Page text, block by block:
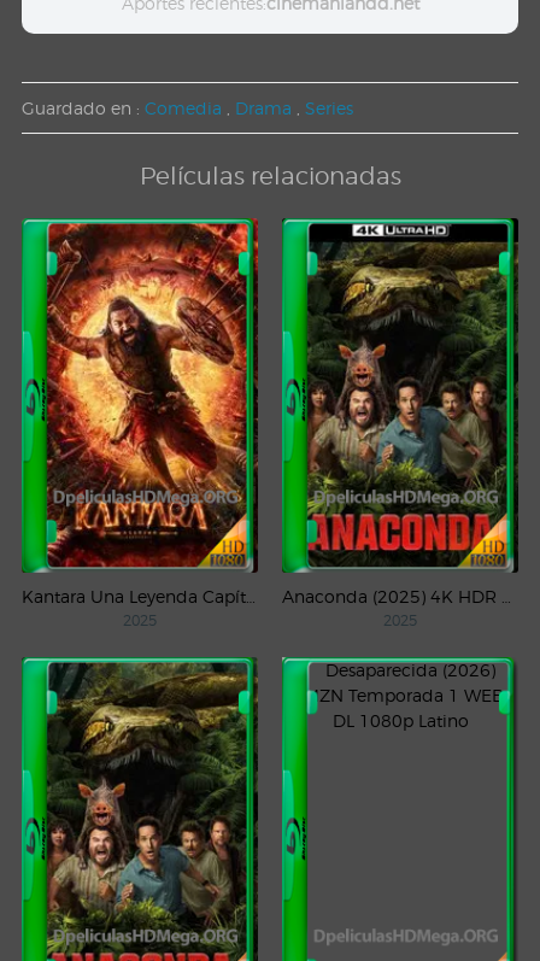
Guardado en : Comedia Drama Series
Películas relacionadas
2025 2025